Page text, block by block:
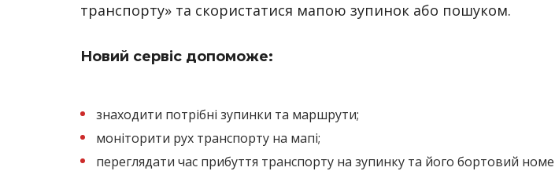
транспорту» та скористатися мапою зупинок або пошуком.
Новий сервіс допоможе:
знаходити потрібні зупинки та маршрути;
моніторити рух транспорту на мапі;
переглядати час прибуття транспорту на зупинку та його бортовий